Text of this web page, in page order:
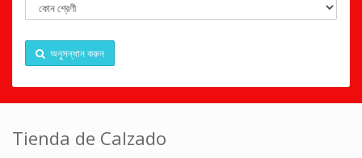
অনুসন্ধান করুন
Tienda de Calzado